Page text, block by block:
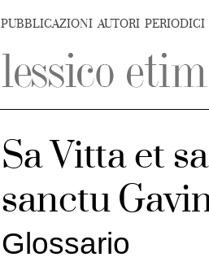
PUBBLICAZIONI AUTORI PERIODICI
Sa Vitta et
sanctu
Glossario